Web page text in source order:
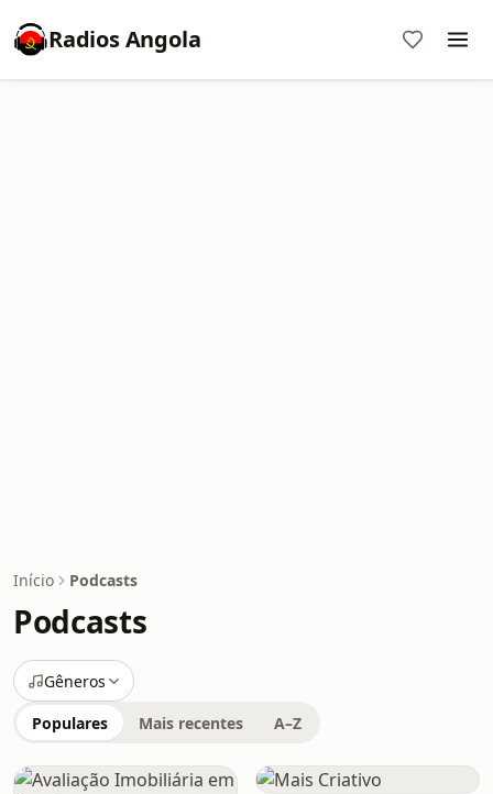
Radios Angola
Início Podcasts
Podcasts
Gêneros
Populares Mais recentes A–Z